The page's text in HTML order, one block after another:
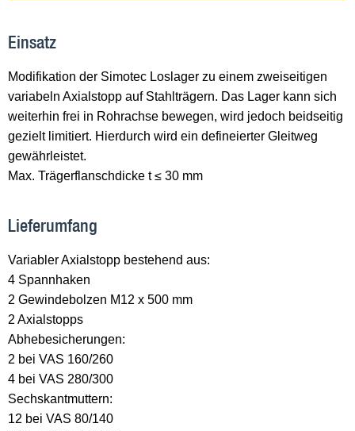
Einsatz
Modifikation der Simotec Loslager zu einem zweiseitigen
variabeln Axialstopp auf Stahlträgern. Das Lager kann sich
weiterhin frei in Rohrachse bewegen, wird jedoch beidseitig
gezielt limitiert. Hierdurch wird ein defineierter Gleitweg
gewährleistet.
Max. Trägerflanschdicke t ≤ 30 mm
Lieferumfang
Variabler Axialstopp bestehend aus:
4 Spannhaken
2 Gewindebolzen M12 x 500 mm
2 Axialstopps
Abhebesicherungen:
2 bei VAS 160/260
4 bei VAS 280/300
Sechskantmuttern:
12 bei VAS 80/140